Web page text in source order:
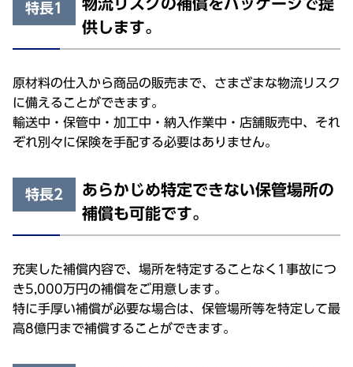
特長1
物流リスクの補償をパッケージで提
供します。
原材料の仕入から商品の販売まで、さまざまな物流リスク
に備えることができます。
輸送中・保管中・加工中・納入作業中・店舗販売中、それ
ぞれ別々に保険を手配する必要はありません。
特長2
あらかじめ特定できない保管場所の
補償も可能です。
充実した補償内容で、場所を特定することなく1事故につ
き5,000万円の補償をご用意します。
特に手厚い補償が必要な場合は、保管場所等を特定して最
高8億円まで補償することができます。